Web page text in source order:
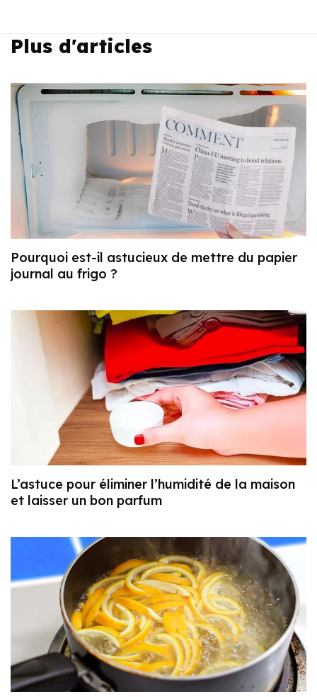
Plus d'articles
Pourquoi est-il astucieux de mettre du papier
journal au frigo ?
L’astuce pour éliminer l’humidité de la maison
et laisser un bon parfum